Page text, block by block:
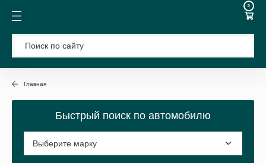
0
Главная
Быстрый поиск по автомобилю